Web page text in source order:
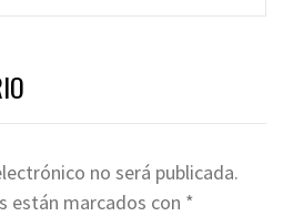
no será publicada.
están marcados con *